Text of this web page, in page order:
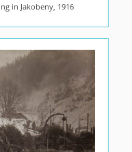
in Jakobeny, 1916